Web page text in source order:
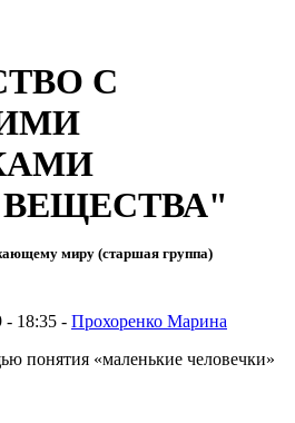
С
миру (старшая группа)
- 18:35 - Прохоренко Марина
понятия «маленькие человечки»